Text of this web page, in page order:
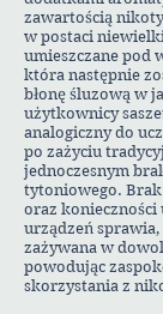
zawartością
w postaci
umieszczane pod
która następnie
błonę śluzową w
użytkownicy
analogiczny do
po zażyciu
jednoczesnym
tytoniowego.
oraz konieczności
urządzeń sprawia,
zażywana w
powodując
skorzystania z